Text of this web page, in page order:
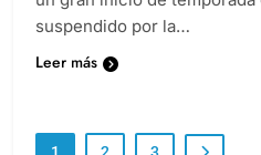
suspendido por la…
Leer más